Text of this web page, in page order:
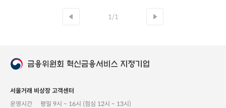
1/1
서울거래 비상장 고객센터
운영시간
평일 9시 ~ 16시 (점심 12시 ~ 13시)